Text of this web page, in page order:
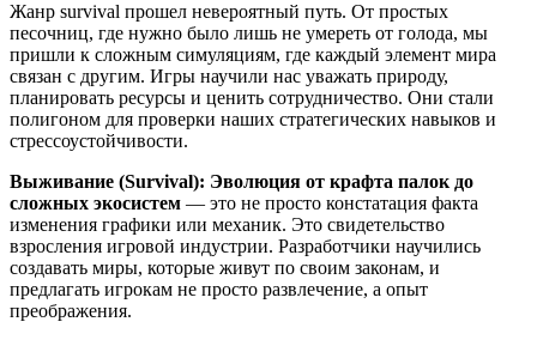
Жанр survival прошел невероятный путь. От простых
песочниц, где нужно было лишь не умереть от голода, мы
пришли к сложным симуляциям, где каждый элемент мира
связан с другим. Игры научили нас уважать природу,
планировать ресурсы и ценить сотрудничество. Они стали
полигоном для проверки наших стратегических навыков и
стрессоустойчивости.
Выживание (Survival): Эволюция от крафта палок до
сложных экосистем — это не просто констатация факта
изменения графики или механик. Это свидетельство
взросления игровой индустрии. Разработчики научились
создавать миры, которые живут по своим законам, и
предлагать игрокам не просто развлечение, а опыт
преображения.